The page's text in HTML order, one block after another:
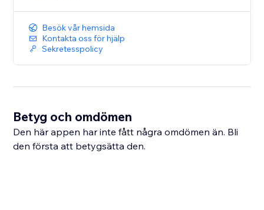
Besök vår hemsida
Kontakta oss för hjälp
Sekretesspolicy
Betyg och omdömen
Den här appen har inte fått några omdömen än. Bli
den första att betygsätta den.